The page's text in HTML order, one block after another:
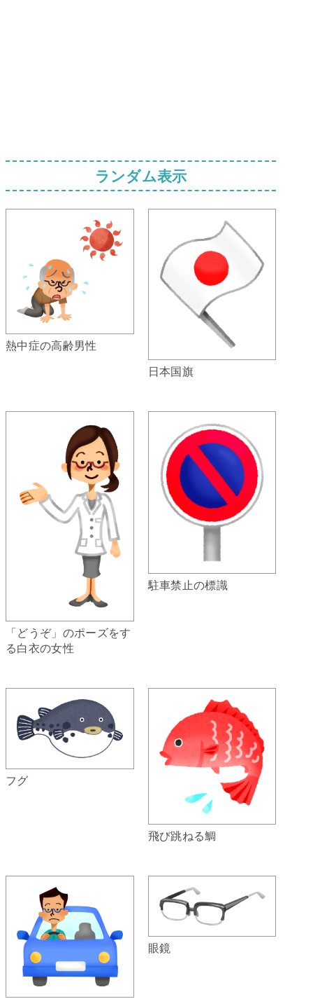
ランダム表示
熱中症の高齢男性
日本国旗
「どうぞ」のポーズをす
る白衣の女性
駐車禁止の標識
フグ
飛び跳ねる鯛
眼鏡